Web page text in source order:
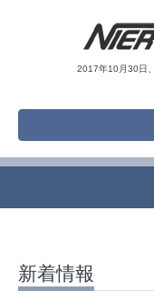
2017年10月30日
新着情報